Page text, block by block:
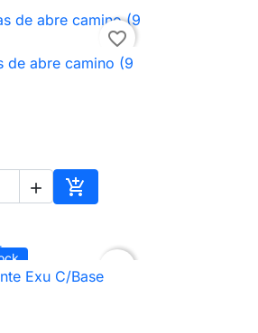
favorite_border
Vista rápida
de abre camino (9
 
Añadir al carrito
Vista rápida
Exu C/Base